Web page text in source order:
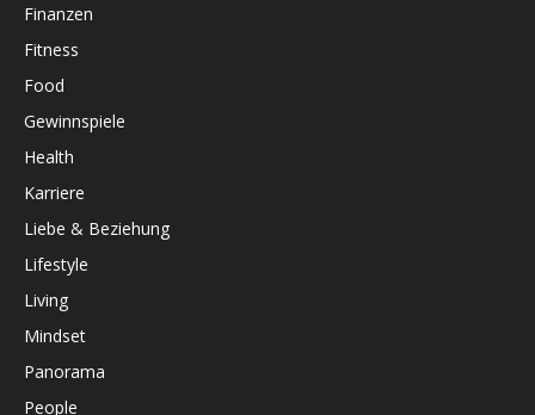
Finanzen
Fitness
Food
Gewinnspiele
Health
Karriere
Liebe & Beziehung
Lifestyle
Living
Mindset
Panorama
People